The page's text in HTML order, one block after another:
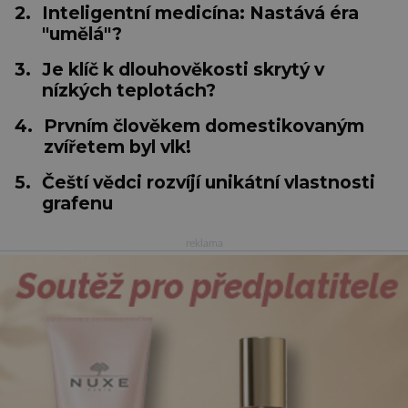
2.
Inteligentní medicína: Nastává éra
"umělá"?
3. Je klíč k dlouhověkosti skrytý v
nízkých teplotách?
4.
Prvním člověkem domestikovaným
zvířetem byl vlk!
5. Čeští vědci rozvíjí unikátní vlastnosti
grafenu